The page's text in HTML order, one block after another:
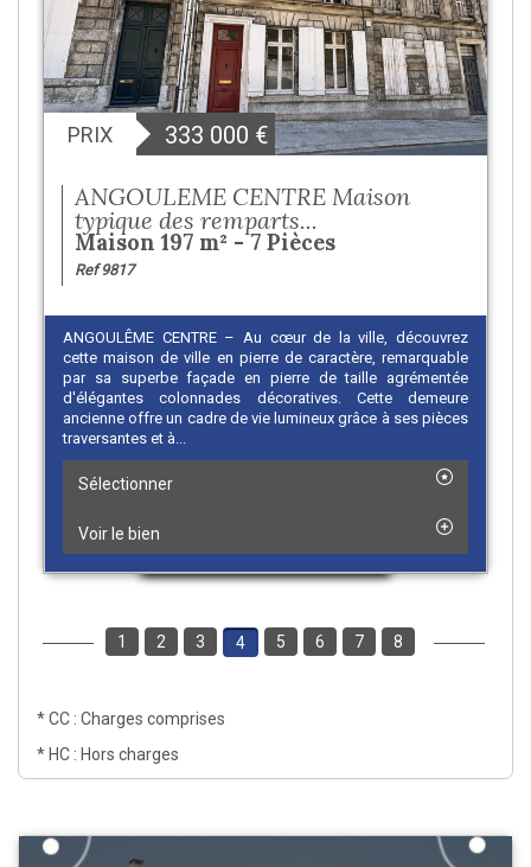
PRIX 333 000 €
ANGOULEME CENTRE Maison
typique des remparts...
Maison 197 m² - 7 Pièces
Ref 9817
ANGOULÊME CENTRE – Au cœur de la ville, découvrez
cette maison de ville en pierre de caractère, remarquable
par sa superbe façade en pierre de taille agrémentée
d'élégantes colonnades décoratives. Cette demeure
ancienne offre un cadre de vie lumineux grâce à ses pièces
traversantes et à...
Sélectionner
Voir le bien
1 2 3 4 5 6 7 8
* CC : Charges comprises
* HC : Hors charges